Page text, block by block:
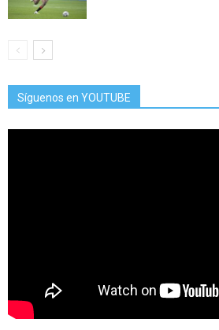
Síguenos en YOUTUBE